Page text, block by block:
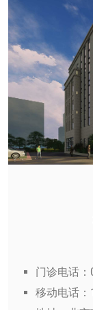
门诊电话
移动电话